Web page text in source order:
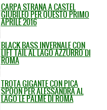
CARPA STRANA A CASTEL
GIUBILEO PER QUESTO PRIMO
APRILE 2016
BLACK BASS INVERNALE CON
LIFT TAIL AL LAGO AZZURRO DI
ROMA
TROTA GIGANTE CON PICA
SPOON PER ALESSANDRA AL
LAGO LE PALME DI ROMA